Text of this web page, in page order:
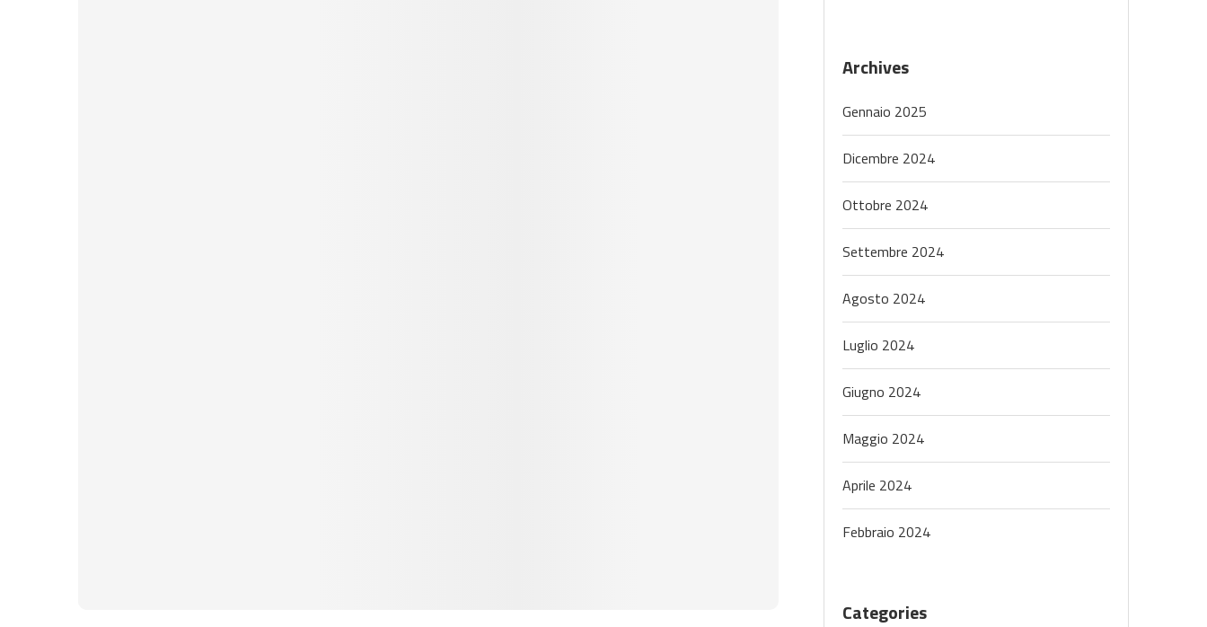
Archives
Gennaio 2025
Dicembre 2024
Ottobre 2024
Settembre 2024
Agosto 2024
Luglio 2024
Giugno 2024
Maggio 2024
Aprile 2024
Febbraio 2024
Categories